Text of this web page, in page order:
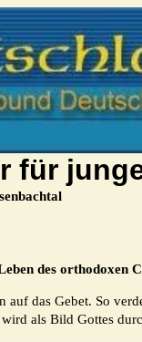
für
des orthodoxen
das Gebet. So
als Bild Gottes